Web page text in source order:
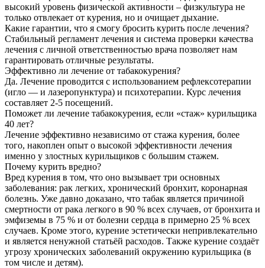
высокий уровень физической активности – физкультура не
только отвлекает от курения, но и очищает дыхание.
Какие гарантии, что я смогу бросить курить после лечения?
Стабильный регламент лечения и система проверки качества
лечения с личной ответственностью врача позволяет нам
гарантировать отличные результаты.
Эффективно ли лечение от табакокурения?
Да. Лечение проводится с использованием рефлексотерапии
(игло — и лазеропунктура) и психотерапии. Курс лечения
составляет 2-5 посещений.
Поможет ли лечение табакокурения, если «стаж» курильщика
40 лет?
Лечение эффективно независимо от стажа курения, более
того, накоплен опыт о высокой эффективности лечения
именно у злостных курильщиков с большим стажем.
Почему курить вредно?
Вред курения в том, что оно вызывает три основных
заболевания: рак легких, хронический бронхит, коронарная
болезнь. Уже давно доказано, что табак является причиной
смертности от рака легкого в 90 % всех случаев, от бронхита и
эмфиземы в 75 % и от болезни сердца в примерно 25 % всех
случаев. Кроме этого, курение эстетически непривлекательно
и является ненужной статьёй расходов. Также курение создаёт
угрозу хронических заболеваний окружению курильщика (в
том числе и детям).